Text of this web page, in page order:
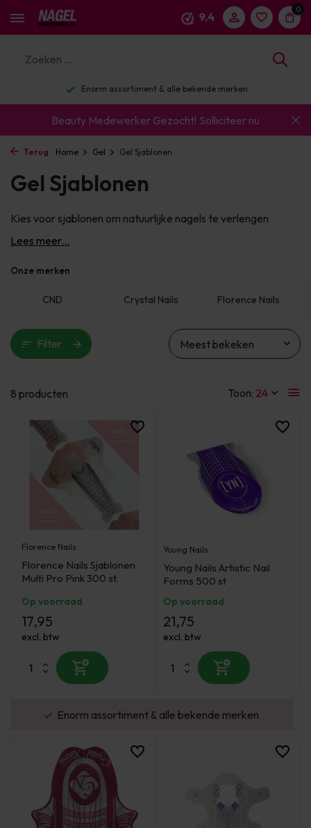
9,4
0
Enorm assortiment & alle bekende merken
Beauty Medewerker Gezocht! Solliciteer nu
Terug Home Gel Gel Sjablonen
Gel Sjablonen
Kies voor sjablonen om natuurlijke nagels te verlengen
Lees meer...
Onze merken
CND Crystal Nails Florence Nails
Filter
8 producten Toon:
Florence Nails
Florence Nails Sjablonen
Multi Pro Pink 300 st.
Op voorraad
17,95
excl. btw
Young Nails
Young Nails Artistic Nail
Forms 500 st
Op voorraad
21,75
excl. btw
Enorm assortiment & alle bekende merken